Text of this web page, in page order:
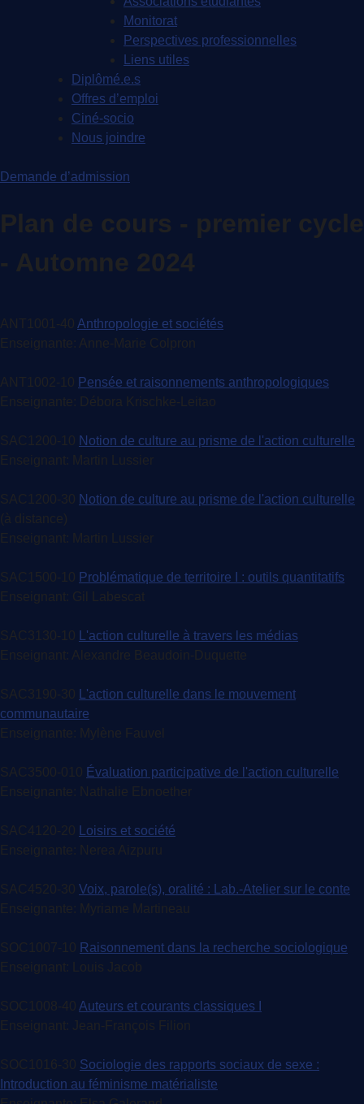
Monitorat
Perspectives professionnelles
Liens utiles
Diplômé.e.s
Offres d’emploi
Ciné-socio
Nous joindre
Demande d’admission
Plan de cours - premier cycle
- Automne 2024
ANT1001-40 Anthropologie et sociétés
Enseignante: Anne-Marie Colpron
ANT1002-10 Pensée et raisonnements anthropologiques
Enseignante: Débora Krischke-Leitao
SAC1200-10 Notion de culture au prisme de l'action culturelle
Enseignant: Martin Lussier
SAC1200-30 Notion de culture au prisme de l'action culturelle
(à distance)
Enseignant: Martin Lussier
SAC1500-10 Problématique de territoire I : outils quantitatifs
Enseignant: Gil Labescat
SAC3130-10 L'action culturelle à travers les médias
Enseignant: Alexandre Beaudoin-Duquette
SAC3190-30 L'action culturelle dans le mouvement
communautaire
Enseignante: Mylène Fauvel
SAC3500-010 Évaluation participative de l'action culturelle
Enseignante: Nathalie Ebnoether
SAC4120-20 Loisirs et société
Enseignante: Nerea Aizpuru
SAC4520-30 Voix, parole(s), oralité : Lab.-Atelier sur le conte
Enseignante: Myriame Martineau
SOC1007-10 Raisonnement dans la recherche sociologique
Enseignant: Louis Jacob
SOC1008-40 Auteurs et courants classiques I
Enseignant: Jean-François Filion
SOC1016-30 Sociologie des rapports sociaux de sexe :
Introduction au féminisme matérialiste